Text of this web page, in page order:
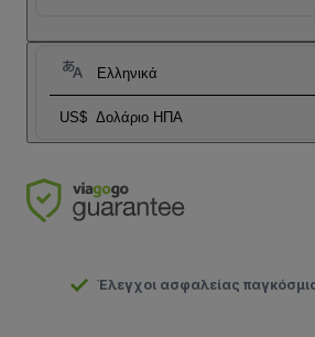
Ελληνικά
US$ Δολάριο ΗΠΑ
Έλεγχοι ασφαλείας